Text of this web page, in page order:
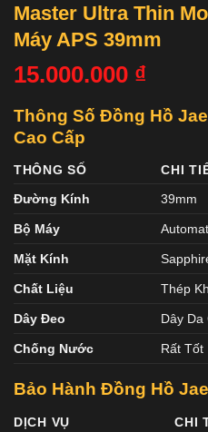
Master Ultra Thin
Máy APS 39mm
15.000.000 ₫
Thông Số Đồng Hồ
Cao Cấp
THÔNG SỐ
CHI
Đường Kính
39mm
Bộ Máy
Mặt Kính
Chất Liệu Thép
Dây Đeo Dây Da
Chống Nước Rất Tốt
Bảo Hành Đồng Hồ
DỊCH VỤ
CHI